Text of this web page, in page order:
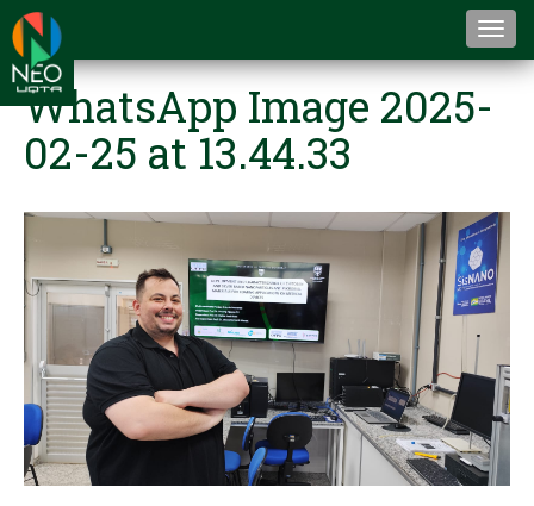
WhatsApp Image 2025-
02-25 at 13.44.33